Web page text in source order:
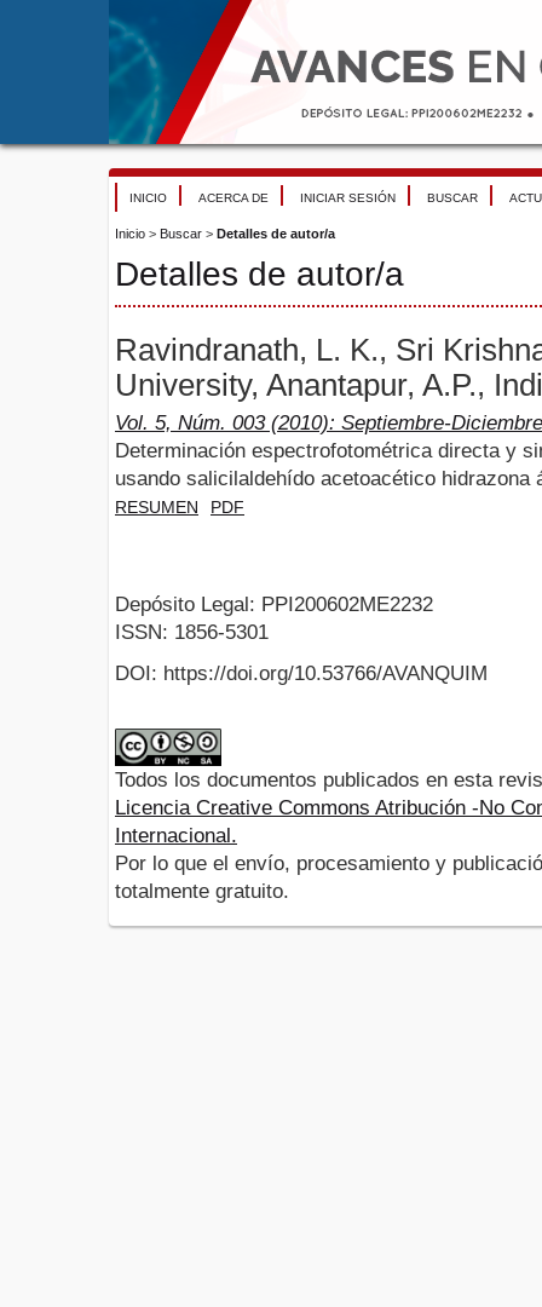
INICIO ACERCA DE INICIAR SESIÓN BUSCAR
Inicio > Buscar > Detalles de autor/a
Detalles de autor/a
Ravindranath, L. K., Sri
University, Anantapur, A.P.,
Vol. 5, Núm. 003 (2010): Septiembre-Diciembre
Determinación espectrofotométrica directa y
usando salicilaldehído acetoacético hidrazona
RESUMEN PDF
Depósito Legal: PPI200602ME2232
ISSN: 1856-5301
DOI: https://doi.org/10.53766/AVANQUIM
Todos los documentos publicados en esta
Licencia Creative Commons Atribución -No
Internacional.
Por lo que el envío, procesamiento y
totalmente gratuito.